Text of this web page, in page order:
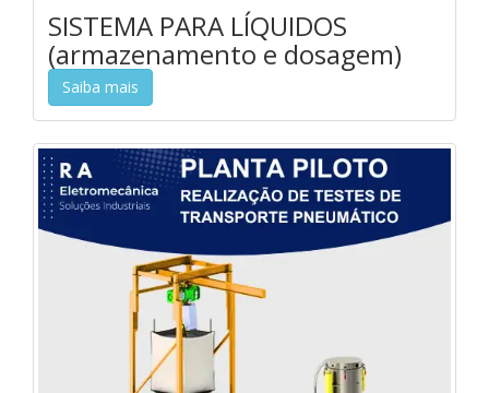
SISTEMA PARA LÍQUIDOS
(armazenamento e dosagem)
Saiba mais